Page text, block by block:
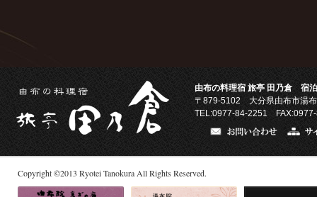
由布の料理宿 旅亭 田乃倉 宿
〒879-5102 大分県由布市湯
TEL:0977-84-2251
Copyright©2013 Ryotei Tanokura All Rights Reserved.